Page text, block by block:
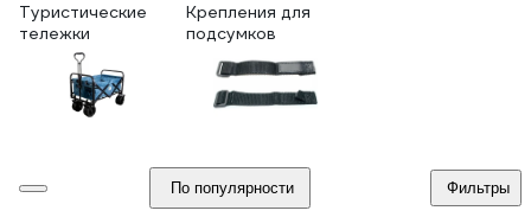
Туристические
тележки
Крепления для
подсумков
По популярности Фильтры